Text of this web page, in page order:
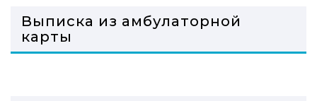
Выписка из амбулаторной
карты